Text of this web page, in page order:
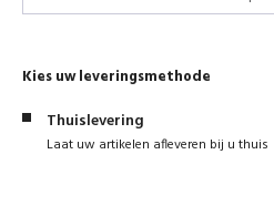
Kies uw leveringsmethode
Thuislevering
Laat uw artikelen afleveren bij u thuis